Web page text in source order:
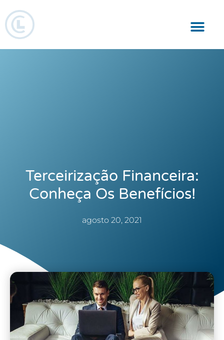
Terceirização Financeira:
Conheça Os Benefícios!
agosto 20, 2021